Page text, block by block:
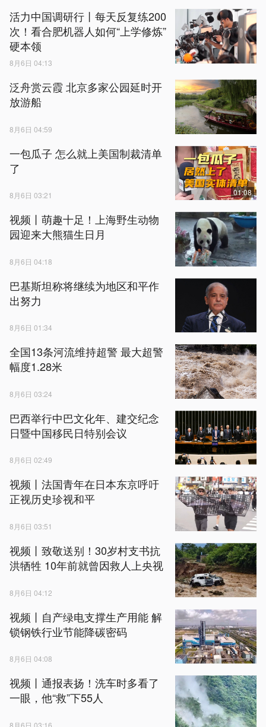
活力中国调研行丨每天反复练200
次！看合肥机器人如何“上学修炼”
硬本领
8月6日 04:13
泛舟赏云霞 北京多家公园延时开
放游船
8月6日 04:59
一包瓜子 怎么就上美国制裁清单
了
8月6日 03:21 01:08
视频丨萌趣十足！上海野生动物
园迎来大熊猫生日月
8月6日 04:18
巴基斯坦称将继续为地区和平作
出努力
8月6日 01:34
全国13条河流维持超警 最大超警
幅度1.28米
8月6日 03:24
巴西举行中巴文化年、建交纪念
日暨中国移民日特别会议
8月6日 02:49
视频丨法国青年在日本东京呼吁
正视历史珍视和平
8月6日 03:51
视频丨致敬送别！30岁村支书抗
洪牺牲 10年前就曾因救人上央视
8月6日 04:12
视频丨自产绿电支撑生产用能 解
锁钢铁行业节能降碳密码
8月6日 04:08
视频丨通报表扬！洗车时多看了
一眼，他“救”下55人
8月6日 03:16